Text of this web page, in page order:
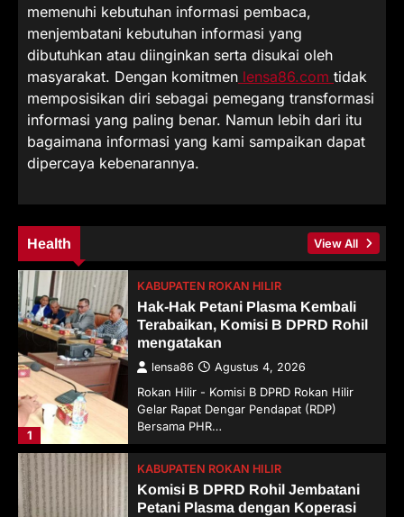
memenuhi kebutuhan informasi pembaca,
menjembatani kebutuhan informasi yang
dibutuhkan atau diinginkan serta disukai oleh
masyarakat. Dengan komitmen lensa86.com tidak
memposisikan diri sebagai pemegang transformasi
informasi yang paling benar. Namun lebih dari itu
bagaimana informasi yang kami sampaikan dapat
dipercaya kebenarannya.
Health View All
1
KABUPATEN ROKAN HILIR
Hak-Hak Petani Plasma Kembali
Terabaikan, Komisi B DPRD Rohil
mengatakan
lensa86 Agustus 4, 2026
Rokan Hilir - Komisi B DPRD Rokan Hilir
Gelar Rapat Dengar Pendapat (RDP)
Bersama PHR…
KABUPATEN ROKAN HILIR
Komisi B DPRD Rohil Jembatani
Petani Plasma dengan Koperasi